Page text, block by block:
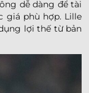
dễ dàng để tài
giá phù hợp. Lille
lợi thế từ bản